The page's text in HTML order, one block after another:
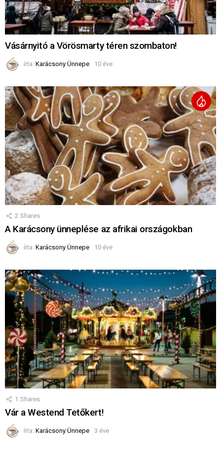
Vásárnyitó a Vörösmarty téren szombaton!
írta: Karácsony Ünnepe 10 éve
2 Shares
A Karácsony ünneplése az afrikai országokban
írta: Karácsony Ünnepe 10 éve
1 Shares
Vár a Westend Tetőkert!
írta: Karácsony Ünnepe 3 éve